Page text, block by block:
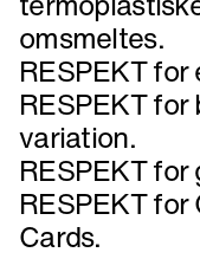
omsmeltes.
RESPEKT
RESPEKT
variation.
RESPEKT
RESPEKT for
Cards.